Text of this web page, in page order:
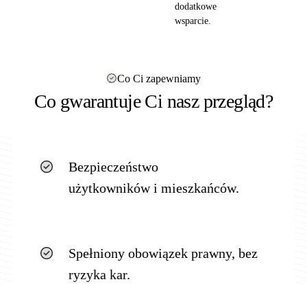
dodatkowe
wsparcie.
Co Ci zapewniamy
Co gwarantuje Ci nasz przegląd?
Bezpieczeństwo
użytkowników i mieszkańców.
Spełniony obowiązek prawny, bez
ryzyka kar.